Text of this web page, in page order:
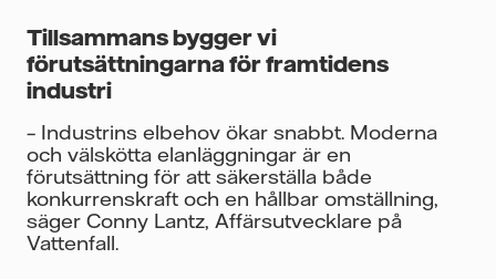
Tillsammans bygger vi
förutsättningarna för framtidens
industri
– Industrins elbehov ökar snabbt. Moderna
och välskötta elanläggningar är en
förutsättning för att säkerställa både
konkurrenskraft och en hållbar omställning,
säger Conny Lantz, Affärsutvecklare på
Vattenfall.